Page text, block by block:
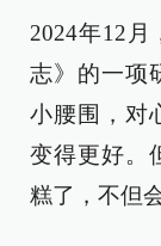
2024年12
志》的一项
小腰围，对
变得更好。
糕了，不但